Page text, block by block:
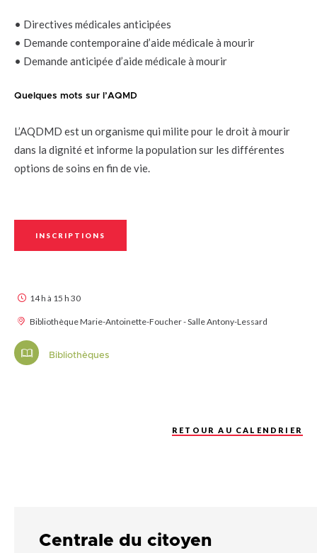
• Directives médicales anticipées
• Demande contemporaine d’aide médicale à mourir
• Demande anticipée d’aide médicale à mourir
Quelques mots sur l’AQMD
L’AQDMD est un organisme qui milite pour le droit à mourir
dans la dignité et informe la population sur les différentes
options de soins en fin de vie.
INSCRIPTIONS
14 h à 15 h 30
Bibliothèque Marie-Antoinette-Foucher - Salle Antony-Lessard
Bibliothèques
RETOUR AU CALENDRIER
Centrale du citoyen